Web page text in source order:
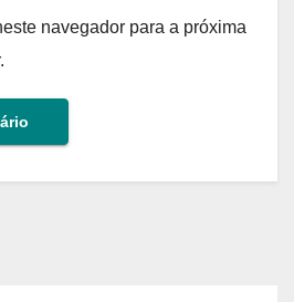
navegador para a próxima